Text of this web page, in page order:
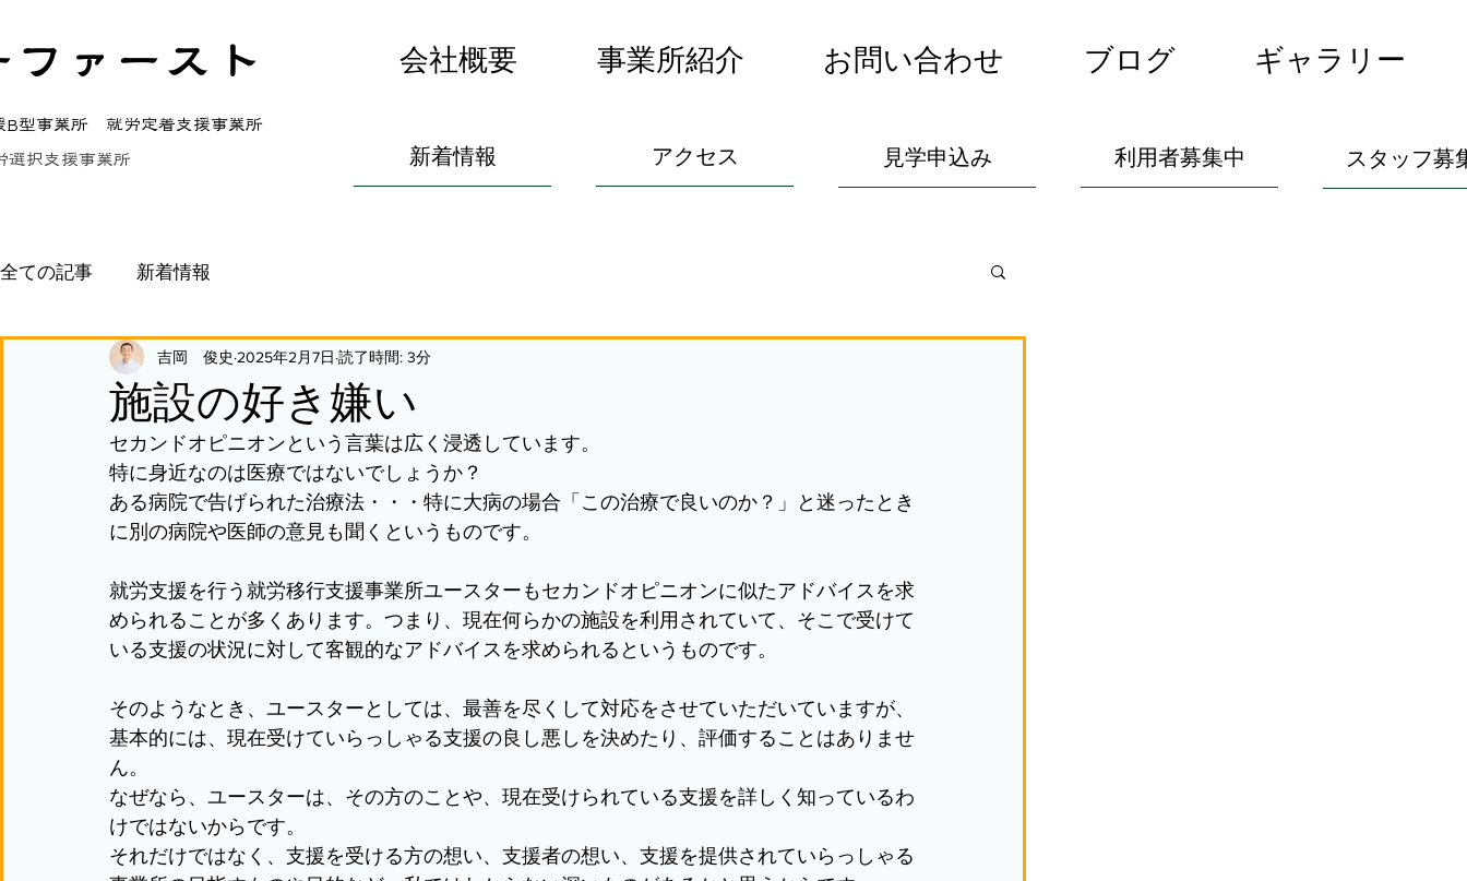
ァースト
型事業所 就労定着支援事業所
択支援事業所
会社概要 事業所紹介 お問い合わせ ブログ ギャラリー
新着情報 アクセス 見学申込み 利用者募集中 スタッフ募
全ての記事 新着情報
施設の好き嫌い
吉岡 俊史 2025年2月7日 読了時間: 3分
セカンドオピニオンという言葉は広く浸透しています。
特に身近なのは医療ではないでしょうか？
ある病院で告げられた治療法・・・特に大病の場合「この治療で良いのか？」と迷ったとき
に別の病院や医師の意見も聞くというものです。
就労支援を行う就労移行支援事業所ユースターもセカンドオピニオンに似たアドバイスを求
められることが多くあります。つまり、現在何らかの施設を利用されていて、そこで受けて
いる支援の状況に対して客観的なアドバイスを求められるというものです。
そのようなとき、ユースターとしては、最善を尽くして対応をさせていただいていますが、
基本的には、現在受けていらっしゃる支援の良し悪しを決めたり、評価することはありませ
ん。
なぜなら、ユースターは、その方のことや、現在受けられている支援を詳しく知っているわ
けではないからです。
それだけではなく、支援を受ける方の想い、支援者の想い、支援を提供されていらっしゃる